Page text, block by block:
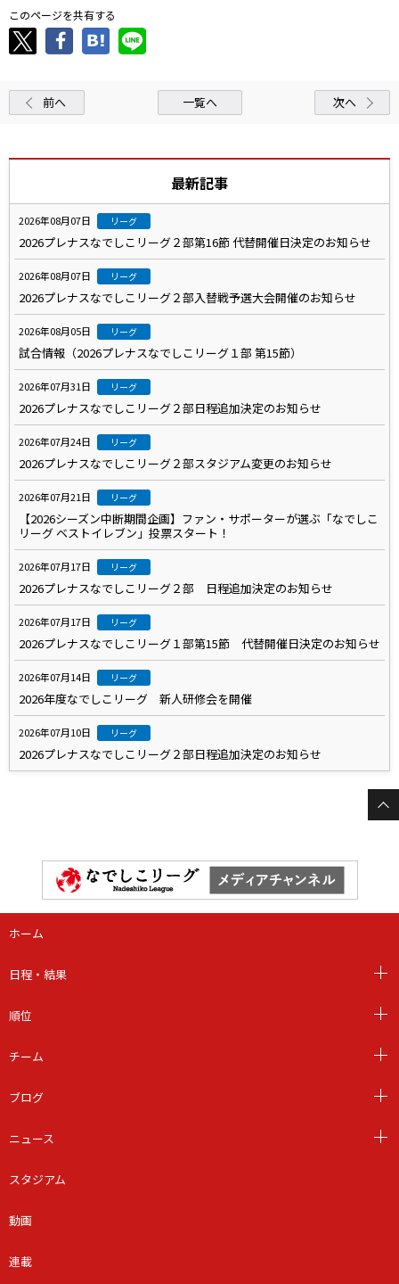
このページを共有する
前へ 一覧へ 次へ
最新記事
2026年08月07日 リーグ
2026プレナスなでしこリーグ２部第16節 代替開催日決定のお知らせ
2026年08月07日 リーグ
2026プレナスなでしこリーグ２部入替戦予選大会開催のお知らせ
2026年08月05日 リーグ
試合情報（2026プレナスなでしこリーグ１部 第15節）
2026年07月31日 リーグ
2026プレナスなでしこリーグ２部日程追加決定のお知らせ
2026年07月24日 リーグ
2026プレナスなでしこリーグ２部スタジアム変更のお知らせ
2026年07月21日 リーグ
【2026シーズン中断期間企画】ファン・サポーターが選ぶ「なでしこ
リーグ ベストイレブン」投票スタート！
2026年07月17日 リーグ
2026プレナスなでしこリーグ２部 日程追加決定のお知らせ
2026年07月17日 リーグ
2026プレナスなでしこリーグ１部第15節 代替開催日決定のお知らせ
2026年07月14日 リーグ
2026年度なでしこリーグ 新人研修会を開催
2026年07月10日 リーグ
2026プレナスなでしこリーグ２部日程追加決定のお知らせ
ホーム
日程・結果
順位
チーム
ブログ
ニュース
スタジアム
動画
連載